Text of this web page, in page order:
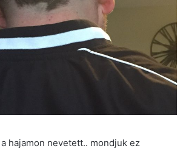
hajamon nevetett.. mondjuk ez